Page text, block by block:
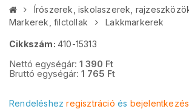
Írószerek, iskolaszerek,
Markerek, filctollak
Lakkmarkerek
Cikkszám: 410-15313
Nettó egységár: 1 390 Ft
Bruttó egységár: 1 765 Ft
Rendeléshezregisztráció és bejelentkezés